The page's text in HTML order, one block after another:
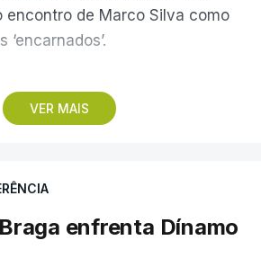
VER MAIS
encontro de Marco Silva como
vão ter agora o vice-
que tem o português Cláudio
pelos austríacos do Sturm
de 6-0.
enfrenta Dínamo